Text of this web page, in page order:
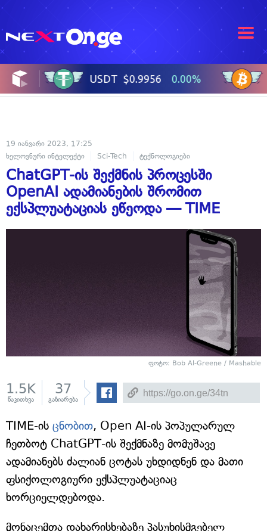
19 იანვარი 2023, 17:25
ხელოვნური ინტელექტი
Sci-Tech ტექნოლოგიები
ChatGPT-ის შექმნის პროცესში
OpenAI ადამიანების შრომით
ექსპლუატაციას ეწეოდა — TIME
ფოტო: Bob Al-Greene / Mashable
1.5K
წაკითხვა
37
გაზიარება
TIME-ის ცნობით, Open AI-ის პოპულარულ
ჩეთბოტ ChatGPT-ის შექმნაზე მომუშავე
ადამიანებს ძალიან ცოტას უხდიდნენ და მათი
ფსიქოლოგიური ექსპლუატაციაც
ხორციელდებოდა.
მონაცემთა დახარისხებაზე პასუხისმგებელ